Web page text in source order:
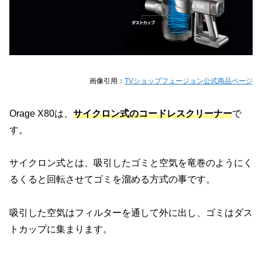
画像引用： TVショップフュージョン公式商品ページ
Orage X80は、 サイクロン式のコードレスクリーナーで
す。
サイクロン式とは、吸引したゴミと空気を竜巻のようにく
るくると回転させてゴミを溜める方式の事です。
吸引した空気はフィルターを通して外に出し、ゴミはダス
トカップに集まります。